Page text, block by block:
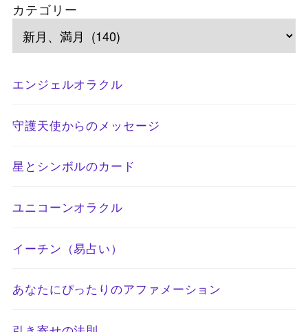
カテゴリー
エンジェルオラクル
守護天使からのメッセージ
星とシンボルのカード
ユニコーンオラクル
イーチン（易占い）
あなたにぴったりのアファメーション